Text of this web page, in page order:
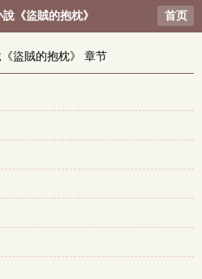
《盜賊的抱枕》 首页
盜賊的抱枕》 章节